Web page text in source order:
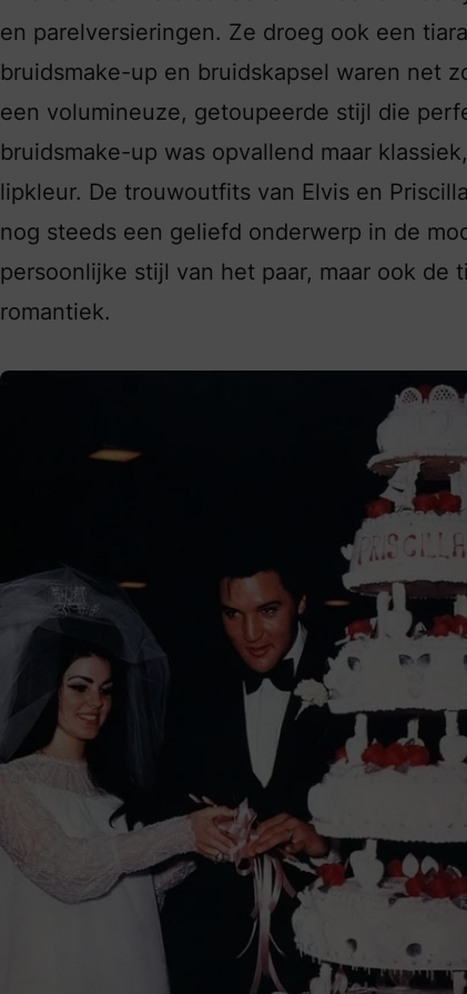
en parelversieringen. Ze droeg ook een
bruidsmake-up en bruidskapsel waren net
een volumineuze, getoupeerde stijl die
bruidsmake-up was opvallend maar
lipkleur. De trouwoutfits van Elvis en
nog steeds een geliefd onderwerp in de
persoonlijke stijl van het paar, maar ook
romantiek.